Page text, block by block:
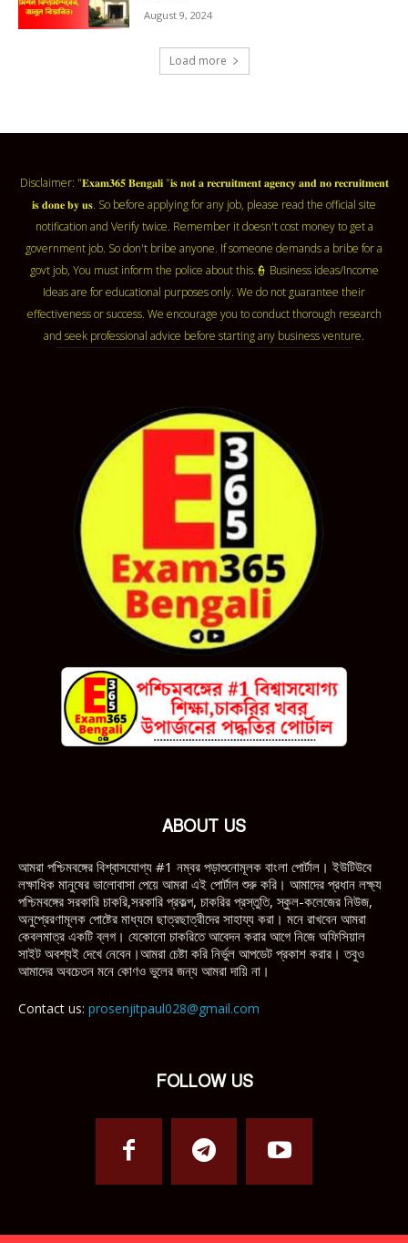
August 9, 2024
Load more
Disclaimer: "𝐄𝐱𝐚𝐦𝟑𝟔𝟓 𝐁𝐞𝐧𝐠𝐚𝐥𝐢 "𝐢𝐬 𝐧𝐨𝐭 𝐚 𝐫𝐞𝐜𝐫𝐮𝐢𝐭𝐦𝐞𝐧𝐭 𝐚𝐠𝐞𝐧𝐜𝐲 𝐚𝐧𝐝 𝐧𝐨 𝐫𝐞𝐜𝐫𝐮𝐢𝐭𝐦𝐞𝐧𝐭
𝐢𝐬 𝐝𝐨𝐧𝐞 𝐛𝐲 𝐮𝐬. So before applying for any job, please read the official site
notification and Verify twice. Remember it doesn't cost money to get a
government job. So don't bribe anyone. If someone demands a bribe for a
govt job, You must inform the police about this.👮 Business ideas/Income
Ideas are for educational purposes only. We do not guarantee their
effectiveness or success. We encourage you to conduct thorough research
and seek professional advice before starting any business venture.
ABOUT US
আমরা পশ্চিমবঙ্গের বিশ্বাসযোগ্য #1 নম্বর পড়াশুনোমূলক বাংলা পোর্টাল। ইউটিউবে
লক্ষাধিক মানুষের ভালোবাসা পেয়ে আমরা এই পোর্টাল শুরু করি। আমাদের প্রধান লক্ষ্য
পশ্চিমবঙ্গের সরকারি চাকরি,সরকারি প্রকল্প, চাকরির প্রস্তুতি, স্কুল-কলেজের নিউজ,
অনুপ্রেরণামূলক পোষ্টের মাধ্যমে ছাত্রছাত্রীদের সাহায্য করা। মনে রাখবেন আমরা
কেবলমাত্র একটি ব্লগ। যেকোনো চাকরিতে আবেদন করার আগে নিজে অফিসিয়াল
সাইট অবশ্যই দেখে নেবেন।আমরা চেষ্টা করি নির্ভুল আপডেট প্রকাশ করার। তবুও
আমাদের অবচেতন মনে কোণও ভুলের জন্য আমরা দায়ি না।
Contact us: prosenjitpaul028@gmail.com
FOLLOW US